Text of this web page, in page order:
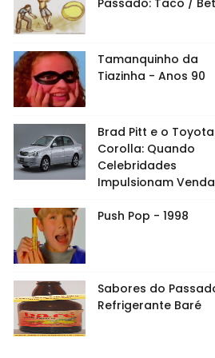
Passado: Taco /
Tamanquinho da
Tiazinha - Anos 90
Brad Pitt e o Toyota
Corolla: Quando
Celebridades
Impulsionam
Push Pop - 1998
Sabores do
Refrigerante Baré